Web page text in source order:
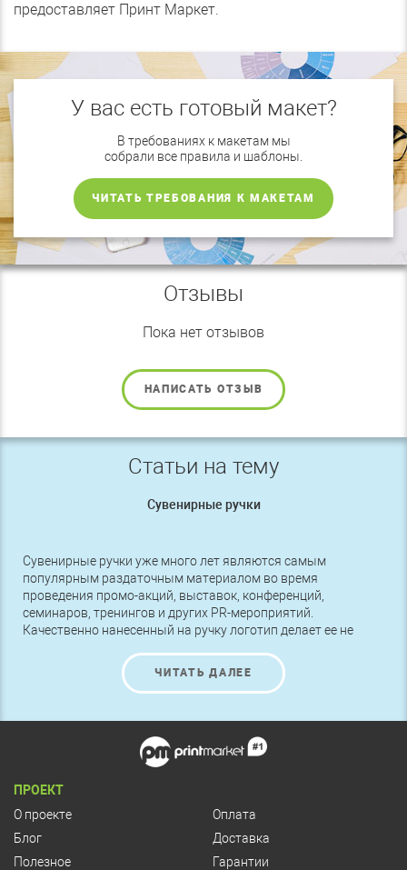
предоставляет Принт Маркет.
У вас есть готовый макет?
В требованиях к макетам мы
собрали все правила и шаблоны.
ЧИТАТЬ ТРЕБОВАНИЯ К МАКЕТАМ
Отзывы
Пока нет отзывов
НАПИСАТЬ ОТЗЫВ
Статьи на тему
Сувенирные ручки
Сувенирные ручки уже много лет являются самым
популярным раздаточным материалом во время
проведения промо-акций, выставок, конференций,
семинаров, тренингов и других PR-мероприятий.
Качественно нанесенный на ручку логотип делает ее не
который улучшает имидж компании и привлекает к ней
множество потенциальных клиентов.
ЧИТАТЬ ДАЛЕЕ
ПРОЕКТ
О проекте
Блог
Полезное
Оплата
Доставка
Гарантии